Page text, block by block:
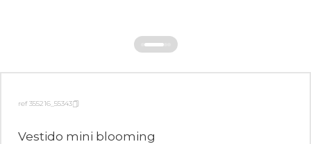
ref 355216_55343
Vestido mini blooming